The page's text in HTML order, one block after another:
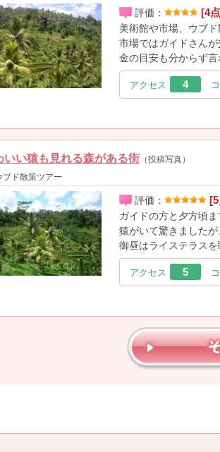
評価： [4
美術館や市場、ウブ
市場ではガイドさん
金の目安も分からず
アクセス 4
いい猿も見れる森がある街 （投稿写真）
ブド散策ツアー
評価：
ガイドの方と夕方頃
猿がいて驚きました
御昼はライステラス
アクセス 5